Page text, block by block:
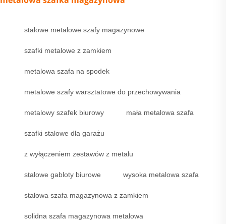
stalowe metalowe szafy magazynowe
szafki metalowe z zamkiem
metalowa szafa na spodek
metalowe szafy warsztatowe do przechowywania
metalowy szafek biurowy mała metalowa szafa
szafki stalowe dla garażu
z wyłączeniem zestawów z metalu
stalowe gabloty biurowe wysoka metalowa szafa
stalowa szafa magazynowa z zamkiem
solidna szafa magazynowa metalowa